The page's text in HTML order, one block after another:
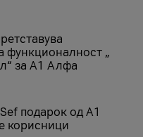
функционалност „
за А1 Алфа
подарок од А1
корисници